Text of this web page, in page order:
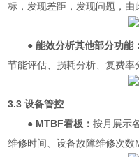
标，发现差距，发现问题，由
● 能效分析其他部分功能：
节能评估、损耗分析、复费率
3.3 设备管控
● MTBF看板：按月展示
维修时间、设备故障维修次